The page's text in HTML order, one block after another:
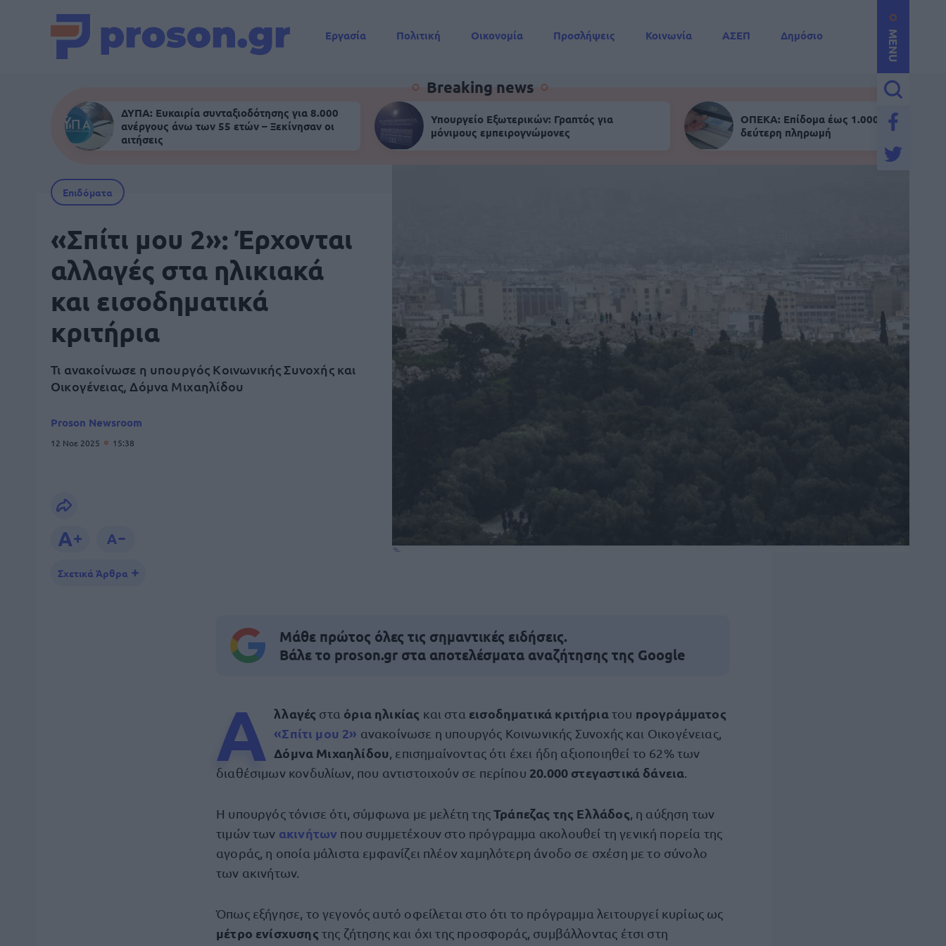
MENU
Εργασία Πολιτική Οικονομία Προσλήψεις Κοινωνία ΑΣΕΠ
Δημόσιο
Breaking news
ΔΥΠΑ: Ευκαιρία συνταξιοδότησης για 8.000
ανέργους άνω των 55 ετών – Ξεκίνησαν οι
αιτήσεις
Υπουργείο Εξωτερικών: Γραπτός για
μόνιμους εμπειρογνώμονες
ΟΠΕΚΑ: Επίδομα έως 1.000 ευρώ -
δεύτερη πληρωμή
Επιδόματα
«Σπίτι μου 2»: Έρχονται
αλλαγές στα ηλικιακά
και εισοδηματικά
κριτήρια
Τι ανακοίνωσε η υπουργός Κοινωνικής Συνοχής και
Οικογένειας, Δόμνα Μιχαηλίδου
Proson Newsroom
12 Νοε 2025 15:38
Σχετικά Άρθρα
Μάθε πρώτος όλες τις σημαντικές ειδήσεις.
Βάλε το proson.gr στα αποτελέσματα αναζήτησης της Google
Α λλαγές στα όρια ηλικίας και στα εισοδηματικά κριτήρια του προγράμματος
«Σπίτι μου 2» ανακοίνωσε η υπουργός Κοινωνικής Συνοχής και Οικογένειας,
Δόμνα Μιχαηλίδου , επισημαίνοντας ότι έχει ήδη αξιοποιηθεί το 62% των
διαθέσιμων κονδυλίων, που αντιστοιχούν σε περίπου 20.000 στεγαστικά δάνεια
Η υπουργός τόνισε ότι, σύμφωνα με μελέτη τηςΤράπεζας της Ελλάδος , η αύξηση των
τιμών των ακινήτων που συμμετέχουν στο πρόγραμμα ακολουθεί τη γενική πορεία της
αγοράς, η οποία μάλιστα εμφανίζει πλέον χαμηλότερη άνοδο σε σχέση με το σύνολο
των ακινήτων.
Όπως εξήγησε, το γεγονός αυτό οφείλεται στο ότι το πρόγραμμα λειτουργεί κυρίως ως
μέτρο ενίσχυσης της ζήτησης και όχι της προσφοράς, συμβάλλοντας έτσι στη